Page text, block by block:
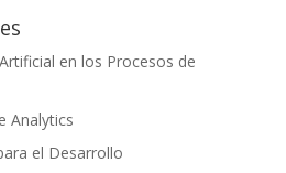
en los Procesos de
Analytics
el Desarrollo